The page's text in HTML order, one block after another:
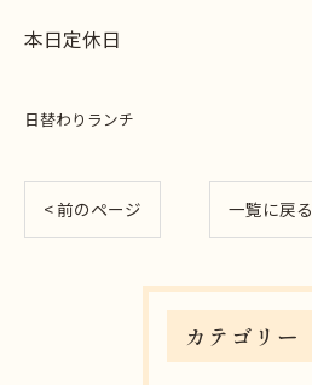
本日定休日
日替わりランチ
< 前のページ 一覧に戻る
カテゴリー